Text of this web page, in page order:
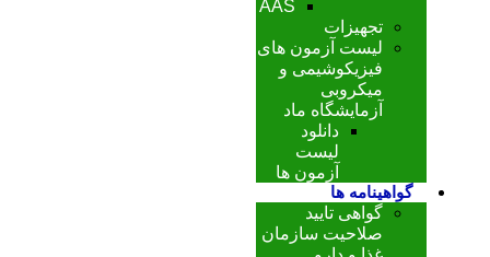
AAS
تجهیزات
لیست آزمون های
فیزیکوشیمی و
میکروبی
آزمایشگاه ماد
دانلود
لیست
آزمون ها
گواهینامه ها
گواهی تایید
صلاحیت سازمان